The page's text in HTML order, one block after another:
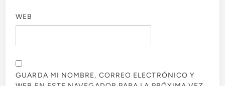
WEB
GUARDA MI NOMBRE, CORREO ELECTRÓNICO Y